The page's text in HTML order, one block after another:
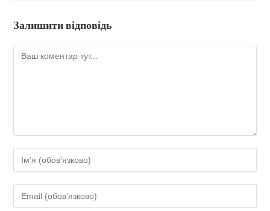
Залишити відповідь
Коментар
своє
ім'я
або
свою